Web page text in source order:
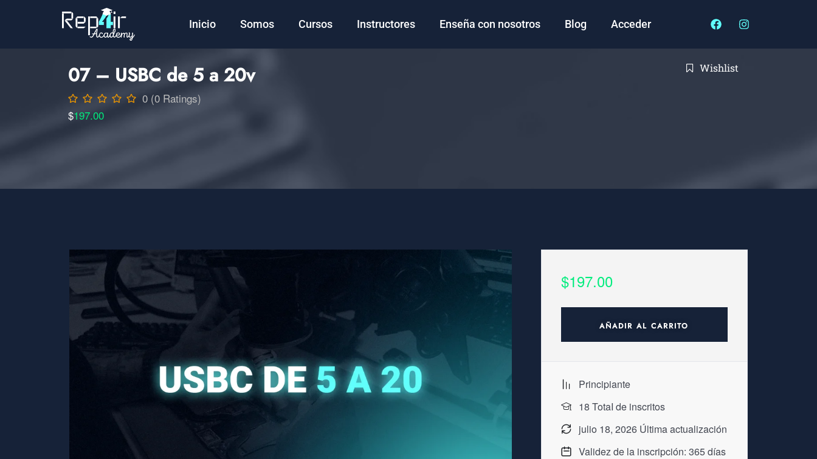
Inicio Somos Cursos Instructores Enseña con nosotros Blog Acceder
07 – USBC de 5 a 20v
0 (0 Ratings)
$197.00
Wishlist
$197.00
AÑADIR AL CARRITO
Principiante
18 TotaI de inscritos
julio 18, 2026 Última actualización
Validez de la inscripción: 365 días